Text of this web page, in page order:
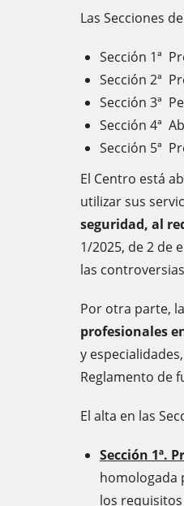
Las Secciones
Sección 1ª
Sección 2ª
Sección 3ª
Sección 4ª
Sección 5ª
El Centro está
utilizar sus
seguridad, al
1/2025, de 2 de
las
Por otra parte,
profesionales
y
Reglamento de
El alta en las
Sección 1ª.
homologada
los